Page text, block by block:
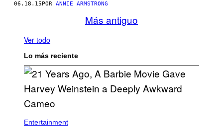
06.18.15 POR ANNIE ARMSTRONG
Más antiguo
Ver todo
Lo más reciente
Entertainment